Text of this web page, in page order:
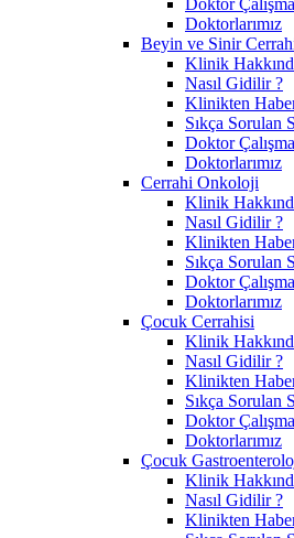
Doktorlarımız
Beyin ve Sinir
Klinik
Nasıl Gidilir ?
Klinikten
Sıkça Sorulan
Doktor
Doktorlarımız
Cerrahi Onkoloji
Klinik
Nasıl Gidilir ?
Klinikten
Sıkça Sorulan
Doktor
Doktorlarımız
Çocuk Cerrahisi
Klinik
Nasıl Gidilir ?
Klinikten
Sıkça Sorulan
Doktor
Doktorlarımız
Çocuk
Klinik
Nasıl Gidilir ?
Klinikten